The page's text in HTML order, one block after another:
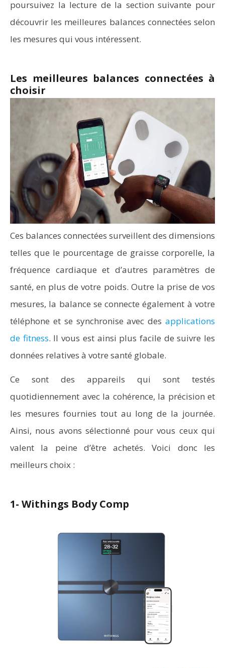
poursuivez la lecture de la section suivante pour
découvrir les meilleures balances connectées selon
les mesures qui vous intéressent.
Les meilleures balances connectées à
choisir
Ces balances connectées surveillent des dimensions
telles que le pourcentage de graisse corporelle, la
fréquence cardiaque et d’autres paramètres de
santé, en plus de votre poids. Outre la prise de vos
mesures, la balance se connecte également à votre
téléphone et se synchronise avec des applications
de fitness. Il vous est ainsi plus facile de suivre les
données relatives à votre santé globale.
Ce sont des appareils qui sont testés
quotidiennement avec la cohérence, la précision et
les mesures fournies tout au long de la journée.
Ainsi, nous avons sélectionné pour vous ceux qui
valent la peine d’être achetés. Voici donc les
meilleurs choix :
1- Withings Body Comp